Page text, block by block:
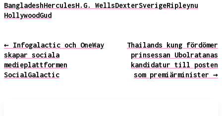
BangladeshHerculesH.G. WellsDexterSverigeRipleynu
HollywoodGud
← Infogalactic och OneWay
skapar sociala
medieplattformen
SocialGalactic
Thailands kung fördömer
prinsessan Ubolratanas
kandidatur till posten
som premiärminister →